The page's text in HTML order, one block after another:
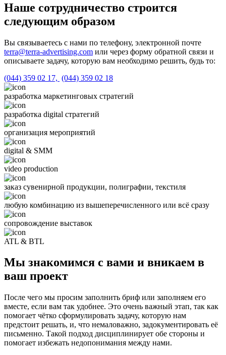
Наше сотрудничество строится
следующим образом
Вы связываетесь с нами по телефону, электронной почте
terra@terra-advertising.com или через форму обратной связи и
описываете задачу, которую вам необходимо решить, будь то:
(044) 359 02 17, (044) 359 02 18
разработка маркетинговых стратегий
разработка digital стратегий
организация мероприятий
digital & SMM
video production
заказ сувенирной продукции, полиграфии, текстиля
любую комбинацию из вышеперечисленного или всё сразу
сопровождение выставок
ATL & BTL
Мы знакомимся с вами и вникаем в
ваш проект
После чего мы просим заполнить бриф или заполняем его
вместе, если вам так удобнее. Это очень важный этап, так как
помогает чётко сформулировать задачу, которую нам
предстоит решать, и, что немаловажно, задокументировать её
письменно. Такой подход дисциплинирует обе стороны и
помогает избежать недопонимания между нами.